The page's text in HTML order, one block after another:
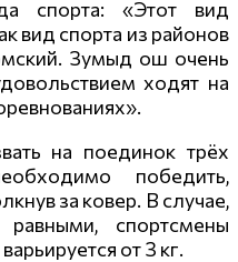
спорта: «Этот вид
вид спорта из районов
Зумыд ош очень
ходят на
на поединок трёх
победить,
за ковер. В случае,
спортсмены
от 3 кг.